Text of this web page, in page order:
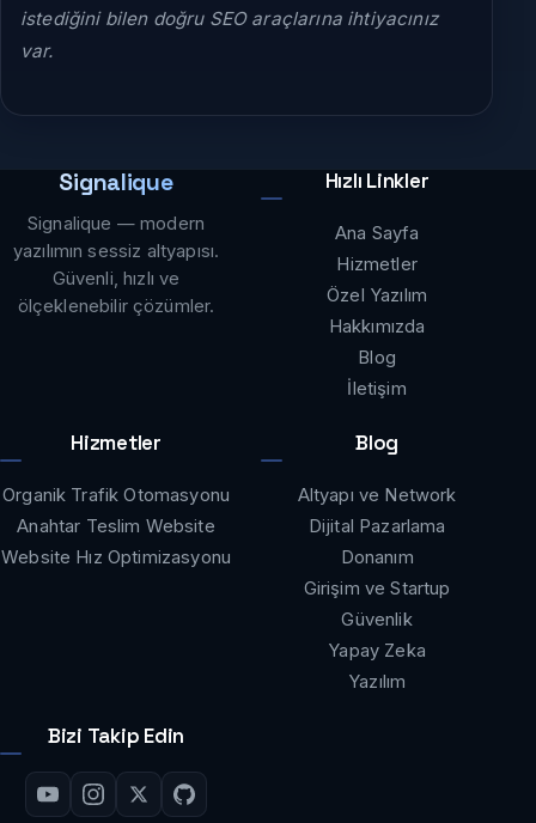
istediğini bilen doğru SEO araçlarına ihtiyacınız
var.
Signalique
Signalique — modern
yazılımın sessiz altyapısı.
Güvenli, hızlı ve
ölçeklenebilir çözümler.
Hızlı Linkler
Ana Sayfa
Hizmetler
Özel Yazılım
Hakkımızda
Blog
İletişim
Hizmetler
Organik Trafik Otomasyonu
Anahtar Teslim Website
Website Hız Optimizasyonu
Blog
Altyapı ve Network
Dijital Pazarlama
Donanım
Girişim ve Startup
Güvenlik
Yapay Zeka
Yazılım
Bizi Takip Edin